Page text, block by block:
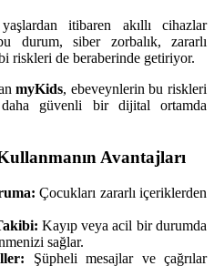
itibaren akıllı cihazlar
durum, siber zorbalık, zararlı
riskleri de beraberinde getiriyor.
myKids, ebeveynlerin bu riskleri
güvenli bir dijital ortamda
Avantajları
Çocukları zararlı içeriklerden
Kayıp veya acil bir durumda
sağlar.
Şüpheli mesajlar ve çağrılar